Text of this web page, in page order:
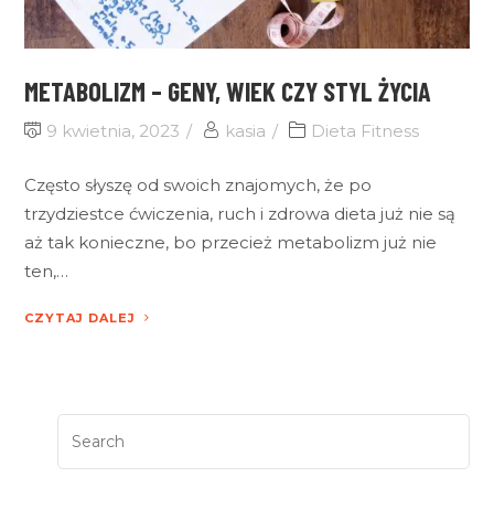
METABOLIZM – GENY, WIEK CZY STYL ŻYCIA
9 kwietnia, 2023 kasia Dieta Fitness
Często słyszę od swoich znajomych, że po
trzydziestce ćwiczenia, ruch i zdrowa dieta już nie są
aż tak konieczne, bo przecież metabolizm już nie
ten,…
CZYTAJ DALEJ